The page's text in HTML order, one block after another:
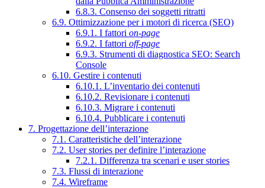
6.8.3. Consenso dei soggetti ritratti
6.9. Ottimizzazione per i motori di ricerca (SEO)
6.9.1. I fattori on-page
6.9.2. I fattori off-page
6.9.3. Strumenti di diagnostica SEO: Search
Console
6.10. Gestire i contenuti
6.10.1. L’inventario dei contenuti
6.10.2. Revisionare i contenuti
6.10.3. Migrare i contenuti
6.10.4. Pubblicare i contenuti
7. Progettazione dell’interazione
7.1. Caratteristiche dell’interazione
7.2. User stories per definire l’interazione
7.2.1. Differenza tra scenari e user stories
7.3. Flussi di interazione
7.4. Wireframe